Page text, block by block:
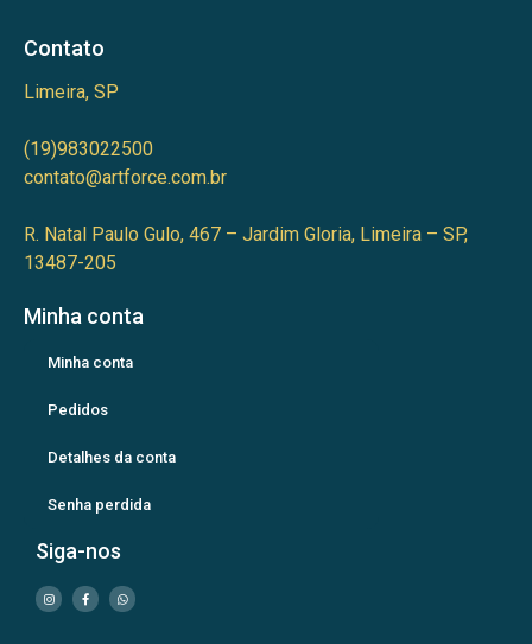
Contato
Limeira, SP
(19)983022500
contato@artforce.com.br
R. Natal Paulo Gulo, 467 – Jardim Gloria, Limeira – SP,
13487-205
Minha conta
Minha conta
Pedidos
Detalhes da conta
Senha perdida
Siga-nos